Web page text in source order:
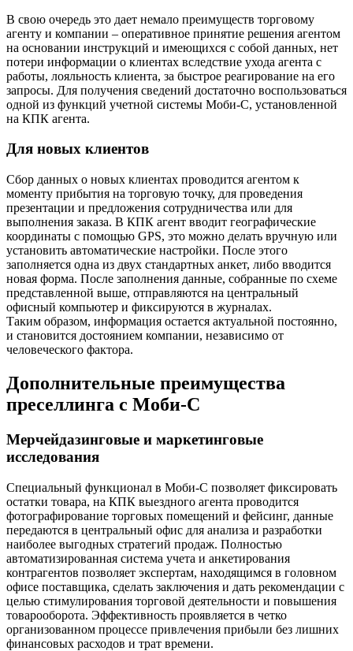
В свою очередь это дает немало преимуществ торговому
агенту и компании – оперативное принятие решения агентом
на основании инструкций и имеющихся с собой данных, нет
потери информации о клиентах вследствие ухода агента с
работы, лояльность клиента, за быстрое реагирование на его
запросы. Для получения сведений достаточно воспользоваться
одной из функций учетной системы Моби-С, установленной
на КПК агента.
Для новых клиентов
Сбор данных о новых клиентах проводится агентом к
моменту прибытия на торговую точку, для проведения
презентации и предложения сотрудничества или для
выполнения заказа. В КПК агент вводит географические
координаты с помощью GPS, это можно делать вручную или
установить автоматические настройки. После этого
заполняется одна из двух стандартных анкет, либо вводится
новая форма. После заполнения данные, собранные по схеме
представленной выше, отправляются на центральный
офисный компьютер и фиксируются в журналах.
Таким образом, информация остается актуальной постоянно,
и становится достоянием компании, независимо от
человеческого фактора.
Дополнительные преимущества
преселлинга с Моби-С
Мерчейдазинговые и маркетинговые
исследования
Специальный функционал в Моби-С позволяет фиксировать
остатки товара, на КПК выездного агента проводится
фотографирование торговых помещений и фейсинг, данные
передаются в центральный офис для анализа и разработки
наиболее выгодных стратегий продаж. Полностью
автоматизированная система учета и анкетирования
контрагентов позволяет экспертам, находящимся в головном
офисе поставщика, сделать заключения и дать рекомендации с
целью стимулирования торговой деятельности и повышения
товарооборота. Эффективность проявляется в четко
организованном процессе привлечения прибыли без лишних
финансовых расходов и трат времени.